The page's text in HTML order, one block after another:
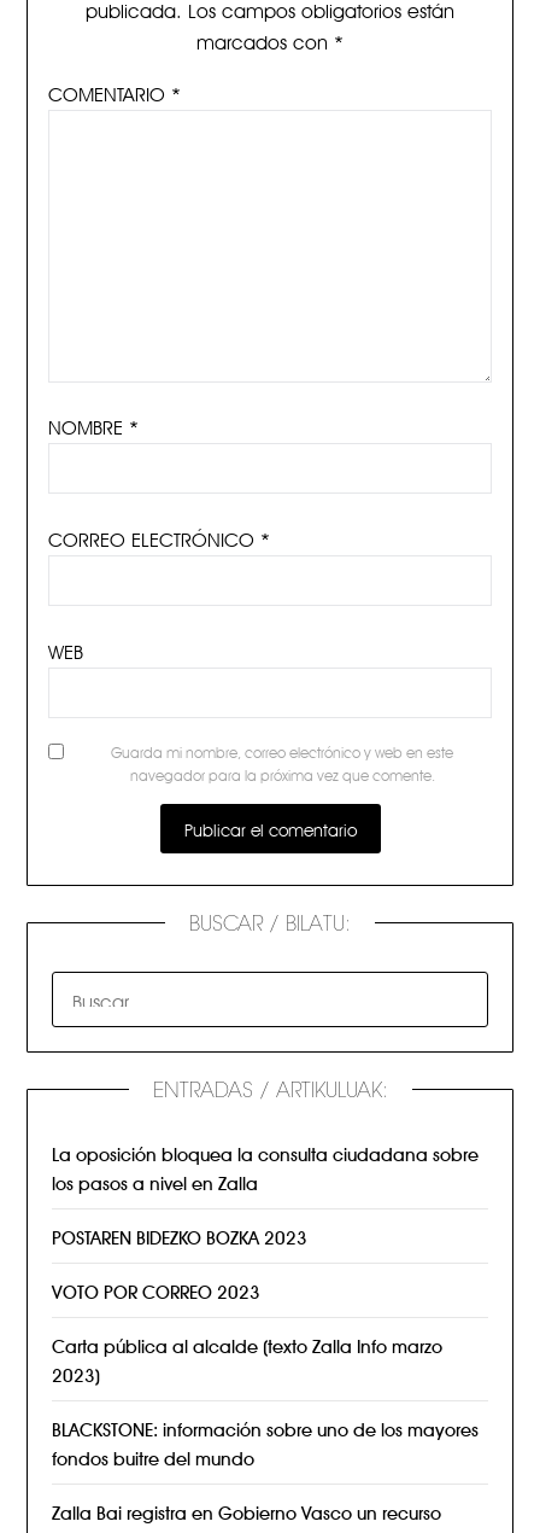
publicada. Los campos obligatorios están
marcados con *
COMENTARIO *
NOMBRE *
CORREO ELECTRÓNICO *
WEB
Guarda mi nombre, correo electrónico y web en este
navegador para la próxima vez que comente.
BUSCAR / BILATU:
ENTRADAS / ARTIKULUAK:
La oposición bloquea la consulta ciudadana sobre
los pasos a nivel en Zalla
POSTAREN BIDEZKO BOZKA 2023
VOTO POR CORREO 2023
Carta pública al alcalde (texto Zalla Info marzo
2023)
BLACKSTONE: información sobre uno de los mayores
fondos buitre del mundo
Zalla Bai registra en Gobierno Vasco un recurso